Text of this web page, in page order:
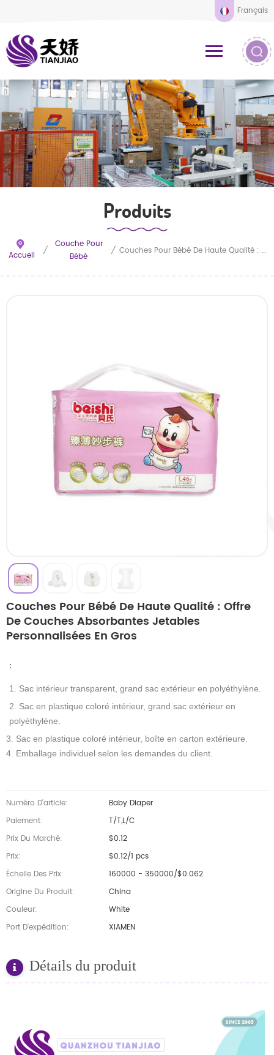
Français
Produits
Accueil /
Couche Pour
Bébé
/ Couches Pour Bébé De Haute Qualité : Offre De Couches Absorbantes Jetables Personnalisées En Gros
Couches Pour Bébé De Haute Qualité : Offre
De Couches Absorbantes Jetables
Personnalisées En Gros
：
1. Sac intérieur transparent, grand sac extérieur en polyéthylène.
2. Sac en plastique coloré intérieur, grand sac extérieur en
polyéthylène.
3. Sac en plastique coloré intérieur, boîte en carton extérieure.
4. Emballage individuel selon les demandes du client.
Numéro D'article:
Baby Diaper
Paiement:
T/T,L/C
Prix Du Marché:
$0.12
Prix:
$0.12/1 pcs
Échelle Des Prix:
160000 - 350000/$0.062
Origine Du Produit:
China
Couleur:
White
Port D'expédition:
XIAMEN
Détails du produit